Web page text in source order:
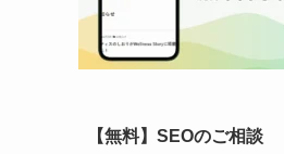
【無料】SEOのご相談